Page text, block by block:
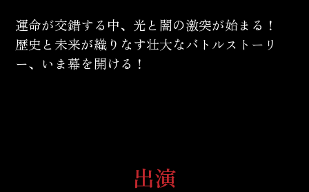
運命が交錯する中、光と闇の激突が始まる！
歴史と未来が織りなす壮大なバトルストーリ
ー、いま幕を開ける！
出演